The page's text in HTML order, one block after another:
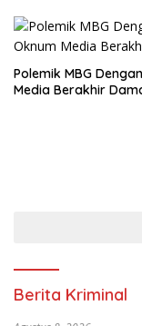
Polemik MBG
Media Berakhir
Berita Kriminal